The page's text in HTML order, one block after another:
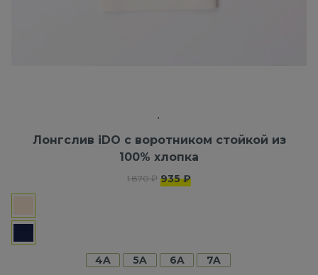
Лонгслив iDO с воротником стойкой из
100% хлопка
1 870 ₽ 935 ₽
4A 5A 6A 7A